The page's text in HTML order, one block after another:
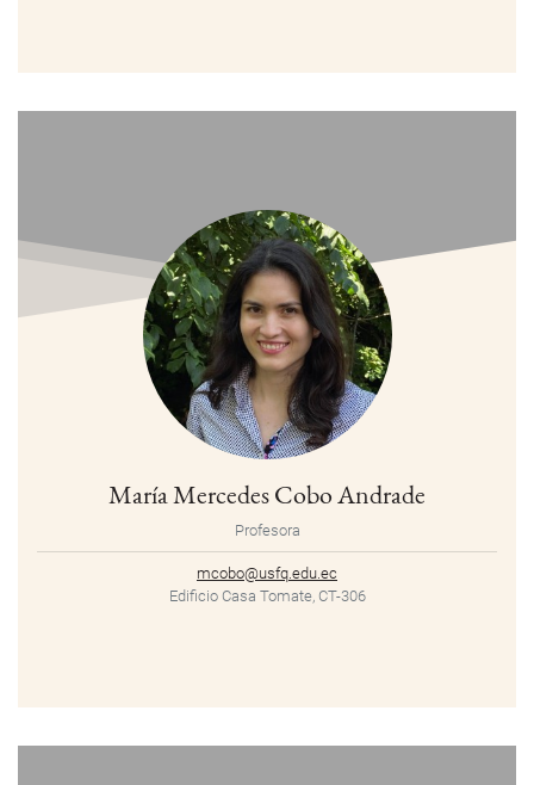
María Mercedes Cobo Andrade
Profesora
mcobo@usfq.edu.ec
Edificio Casa Tomate, CT-306